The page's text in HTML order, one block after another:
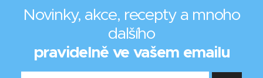
Novinky, akce, recepty a mnoho
dalšího
pravidelně ve vašem emailu